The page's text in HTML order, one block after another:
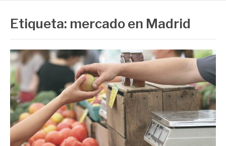
Etiqueta: mercado en Madrid